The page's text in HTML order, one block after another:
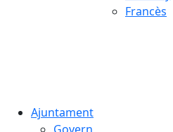
Francès
Ajuntament